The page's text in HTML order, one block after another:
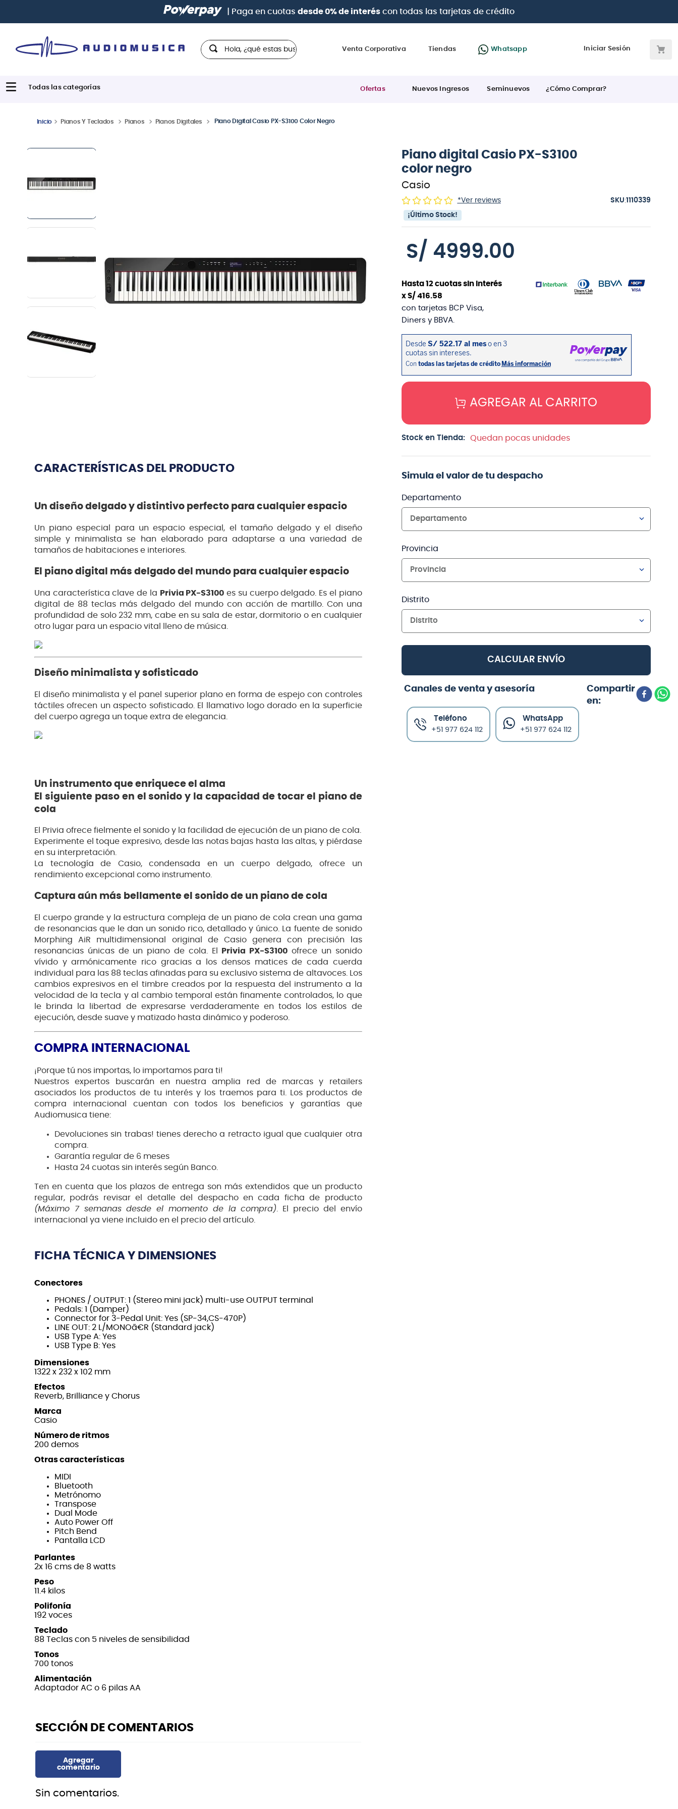
Paga conhasta 12 cuotas sin interesescon tarjetasBCP Visa, Diners, BBVA e Interbank
Hola, ¿qué estas buscando?
Venta Corporativa Tiendas Whatsapp Iniciar Sesión
Ofertas Nuevos Ingresos Seminuevos ¿Cómo Comprar?
Pianos Y Teclados Pianos Pianos Digitales Piano Digital Casio PX-S3100 Color Negro
CARACTERÍSTICAS DEL PRODUCTO
Un diseño delgado y distintivo perfecto para cualquier espacio
Un piano especial para un espacio especial, el tamaño delgado y el diseño
simple y minimalista se han elaborado para adaptarse a una variedad de
tamaños de habitaciones e interiores.
El piano digital más delgado del mundo para cualquier espacio
Una característica clave de la Privia PX-S3100 es su cuerpo delgado. Es el piano
digital de 88 teclas más delgado del mundo con acción de martillo. Con una
profundidad de solo 232 mm, cabe en su sala de estar, dormitorio o en cualquier
otro lugar para un espacio vital lleno de música.
Diseño minimalista y sofisticado
El diseño minimalista y el panel superior plano en forma de espejo con controles
táctiles ofrecen un aspecto sofisticado. El llamativo logo dorado en la superficie
del cuerpo agrega un toque extra de elegancia.
Un instrumento que enriquece el alma
El siguiente paso en el sonido y la capacidad de tocar el piano de
cola
El Privia ofrece fielmente el sonido y la facilidad de ejecución de un piano de cola.
Experimente el toque expresivo, desde las notas bajas hasta las altas, y piérdase
en su interpretación.
La tecnología de Casio, condensada en un cuerpo delgado, ofrece un
rendimiento excepcional como instrumento.
Captura aún más bellamente el sonido de un piano de cola
El cuerpo grande y la estructura compleja de un piano de cola crean una gama
de resonancias que le dan un sonido rico, detallado y único. La fuente de sonido
Morphing AiR multidimensional original de Casio genera con precisión las
resonancias únicas de un piano de cola. El
Privia PX-S3100 ofrece un sonido
vívido y armónicamente rico gracias a los densos matices de cada cuerda
individual para las 88 teclas afinadas para su exclusivo sistema de altavoces. Los
cambios expresivos en el timbre creados por la respuesta del instrumento a la
velocidad de la tecla y al cambio temporal están finamente controlados, lo que
le brinda la libertad de expresarse verdaderamente en todos los estilos de
ejecución, desde suave y matizado hasta dinámico y poderoso.
COMPRA INTERNACIONAL
¡Porque tú nos importas, lo importamos para ti!
Nuestros expertos buscarán en nuestra amplia red de marcas y retailers
asociados los productos de tu interés y los traemos para ti. Los productos de
compra internacional cuentan con todos los beneficios y garantías que
Audiomusica tiene:
Devoluciones sin trabas! tienes derecho a retracto igual que cualquier otra
compra.
Garantía regular de 6 meses
Hasta 24 cuotas sin interés según Banco.
Ten en cuenta que los plazos de entrega son más extendidos que un producto
regular, podrás revisar el detalle del despacho en cada ficha de producto
(Máximo 7 semanas desde el momento de la compra) . El precio del envío
internacional ya viene incluido en el precio del artículo.
FICHA TÉCNICA Y DIMENSIONES
Conectores
PHONES / OUTPUT: 1 (Stereo mini jack) multi-use OUTPUT terminal
Pedals: 1 (Damper)
Connector for 3-Pedal Unit: Yes (SP-34,CS-470P)
LINE OUT: 2 L/MONOã€R (Standard jack)
USB Type A: Yes
USB Type B: Yes
Dimensiones
1322 x 232 x 102 mm
Efectos
Reverb, Brilliance y Chorus
Marca
Casio
Número de ritmos
200 demos
Otras características
MIDI
Bluetooth
Metrónomo
Transpose
Dual Mode
Auto Power Off
Pitch Bend
Pantalla LCD
Parlantes
2x 16 cms de 8 watts
Peso
11.4 kilos
Polifonía
192 voces
Teclado
88 Teclas con 5 niveles de sensibilidad
Tonos
700 tonos
Alimentación
Adaptador AC o 6 pilas AA
Sin comentarios.
Piano digital Casio PX-S3100
color negro
Casio
*Ver reviews :1110339
¡Último Stock!
S/ 4999.00
Hasta 12cuotas sin interés
x S/ 416.58
con tarjetas BCP Visa,
Diners y BBVA.
AGREGAR AL CARRITO
Stock en Tienda: Quedan pocas unidades
Simula el valor de tu despacho
Departamento
Departamento
Provincia
Provincia
Distrito
Distrito
CALCULAR ENVÍO
Canales de venta y asesoría
Teléfono
+51 977 624 112
WhatsApp
+51 977 624 112